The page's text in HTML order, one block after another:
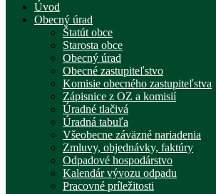
Úvod
Obecný úrad
Štatút obce
Starosta obce
Obecný úrad
Obecné zastupiteľstvo
Komisie obecného zastupiteľstva
Zápisnice z OZ a komisií
Úradné tlačivá
Úradná tabuľa
Všeobecne záväzné nariadenia
Zmluvy, objednávky, faktúry
Odpadové hospodárstvo
Kalendár vývozu odpadu
Pracovné príležitosti